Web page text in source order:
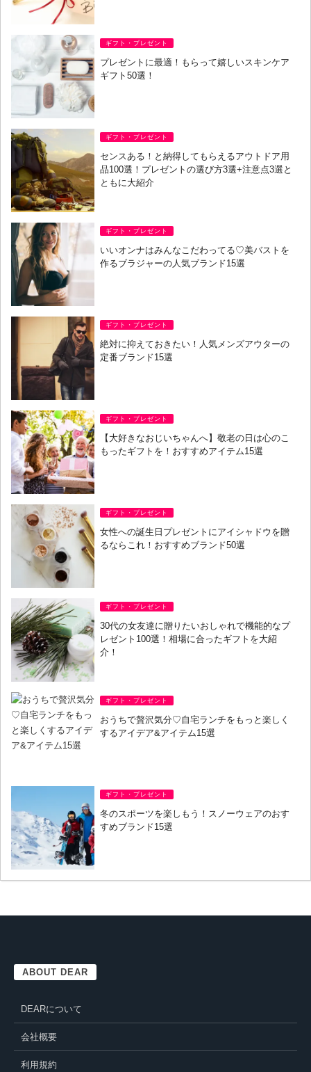
ギフト・プレゼント
プレゼントに最適！もらって嬉しいスキンケア
ギフト50選！
ギフト・プレゼント
センスある！と納得してもらえるアウトドア用
品100選！プレゼントの選び方3選+注意点3選と
ともに大紹介
ギフト・プレゼント
いいオンナはみんなこだわってる♡美バストを
作るブラジャーの人気ブランド15選
ギフト・プレゼント
絶対に抑えておきたい！人気メンズアウターの
定番ブランド15選
ギフト・プレゼント
【大好きなおじいちゃんへ】敬老の日は心のこ
もったギフトを！おすすめアイテム15選
ギフト・プレゼント
女性への誕生日プレゼントにアイシャドウを贈
るならこれ！おすすめブランド50選
ギフト・プレゼント
30代の女友達に贈りたいおしゃれで機能的なプ
レゼント100選！相場に合ったギフトを大紹
介！
ギフト・プレゼント
おうちで贅沢気分♡自宅ランチをもっと楽しく
するアイデア&アイテム15選
ギフト・プレゼント
冬のスポーツを楽しもう！スノーウェアのおす
すめブランド15選
ABOUT DEAR
DEARについて
会社概要
利用規約